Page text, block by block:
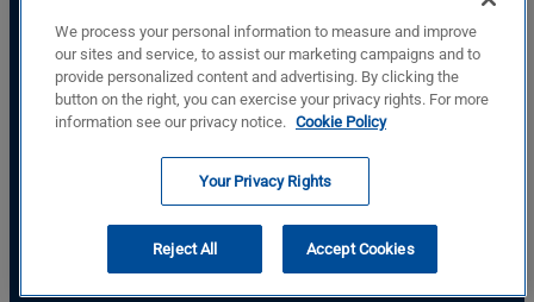
支持
公司
Basler Electric Company
12570 St. Rt. 143
Highland, IL, USA, 62249
© Copyright © Basler Electric Company 2026
We process your personal information to measure and improve
our sites and service, to assist our marketing campaigns and to
provide personalized content and advertising. By clicking the
button on the right, you can exercise your privacy rights. For more
information see our privacy notice. Cookie Policy
Your Privacy Rights
Reject All Accept Cookies